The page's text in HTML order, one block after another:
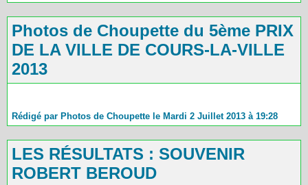
Photos de Choupette du 5ème PRIX
DE LA VILLE DE COURS-LA-VILLE
2013
Rédigé par Photos de Choupette le Mardi 2 Juillet 2013 à 19:28
LES RÉSULTATS : SOUVENIR
ROBERT BEROUD